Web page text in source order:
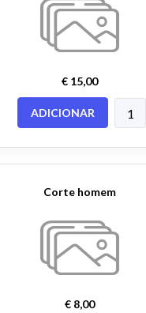
€ 15,00
ADICIONAR
Corte homem
€ 8,00